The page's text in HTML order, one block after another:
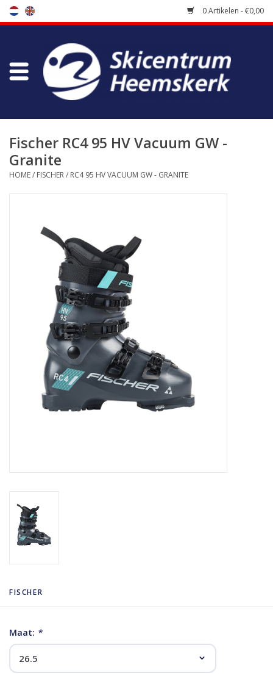
0 Artikelen - €0,00
Winkel
Bootfitting
Onderhoud
Koopgidsen
Fischer RC4 95 HV Vacuum GW -
Granite
HOME/ FISCHER/ RC4 95 HV VACUUM GW - GRANITE
FISCHER
Maat: *